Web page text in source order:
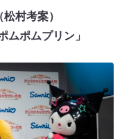
村考案）
ポムプリン」